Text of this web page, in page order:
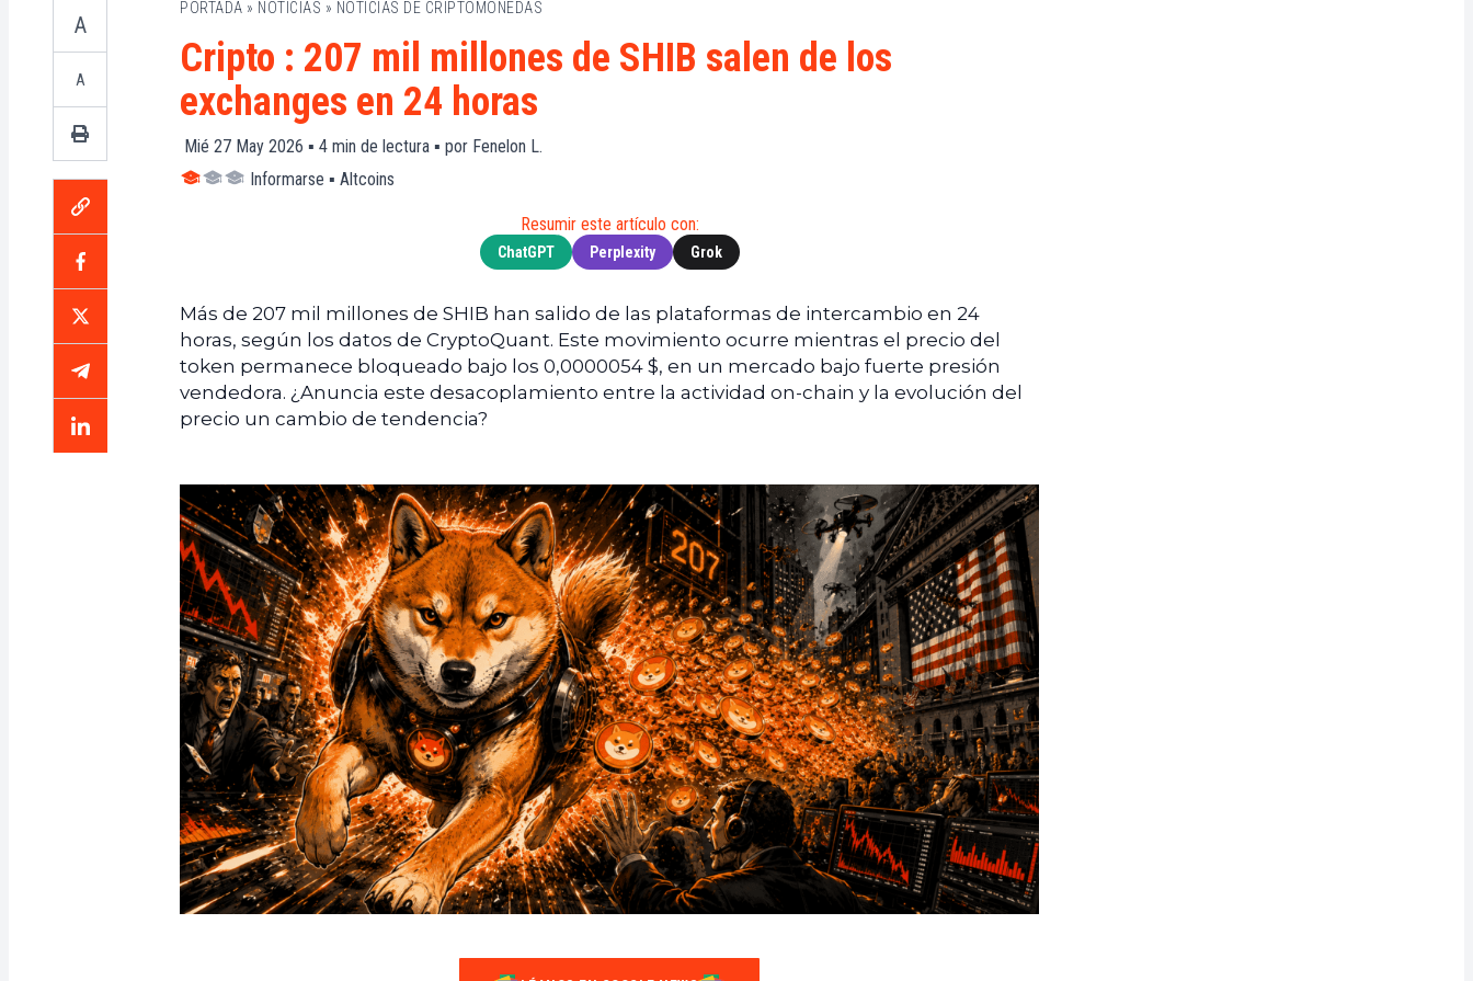
Exchanges
Noticias
de
Web3
XRP
(XRP)
Trading
A
A
PORTADA » NOTICIAS » NOTICIAS DE CRIPTOMONEDAS
Cripto : 207 mil millones de SHIB salen de los
exchanges en 24 horas
Mié 27 May 2026 ▪ 4 min de lectura ▪ por Fenelon L.
Informarse ▪ Altcoins
Resumir este artículo con:
ChatGPT Perplexity Grok
Más de 207 mil millones de SHIB han salido de las plataformas de intercambio en 24
horas, según los datos de CryptoQuant. Este movimiento ocurre mientras el precio del
token permanece bloqueado bajo los 0,0000054 $, en un mercado bajo fuerte presión
vendedora. ¿Anuncia este desacoplamiento entre la actividad on-chain y la evolución del
precio un cambio de tendencia?